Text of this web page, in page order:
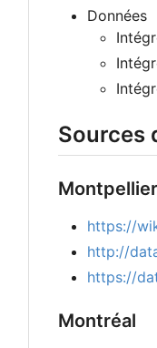
Données
Sources
Montpellier
https://
http://
https://
Montréal